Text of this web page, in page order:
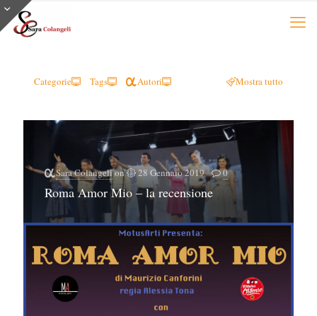
Categorie Tags Autori Mostra tutto
Sara Colangelion 28 Gennaio 2019 0
Roma Amor Mio – la recensione